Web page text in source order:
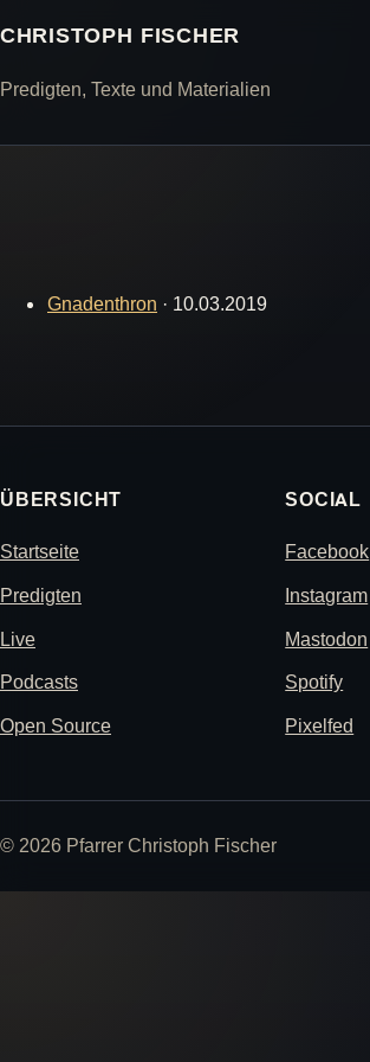
CHRISTOPH FISCHER
Predigten, Texte und Materialien
Gnadenthron · 10.03.2019
ÜBERSICHT
Startseite
Predigten
Live
Podcasts
Open Source
SOCIAL
Facebook
Instagram
Mastodon
Spotify
Pixelfed
© 2026 Pfarrer Christoph Fischer